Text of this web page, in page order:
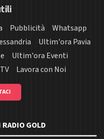
Pubblicità
Whatsapp
Ultim'ora Pavia
Ultim'ora Eventi
Lavora con Noi
GOLD